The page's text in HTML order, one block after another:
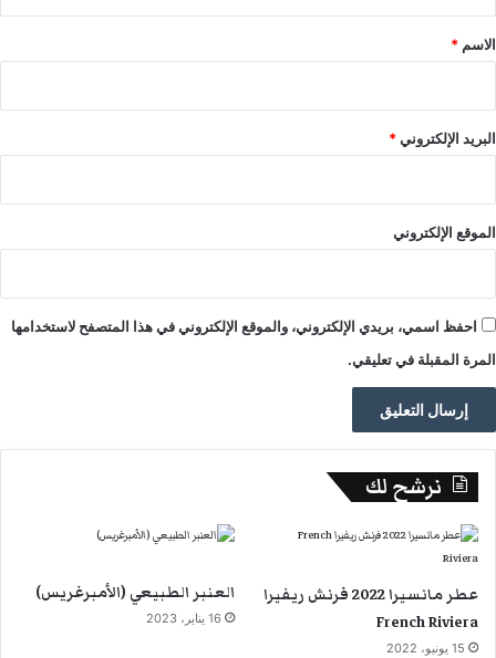
*
الاسم *
البريد الإلكتروني*
الموقع الإلكتروني
احفظ اسمي، بريدي الإلكتروني، والموقع الإلكتروني في هذا المتصفح لاستخدامها
المرة المقبلة في تعليقي.
نرشح لك
عطر مانسيرا 2022 فرنش ريفيرا
French Riviera
15 يونيو، 2022
العنبر الطبيعي (الأمبرغريس)
16 يناير، 2023